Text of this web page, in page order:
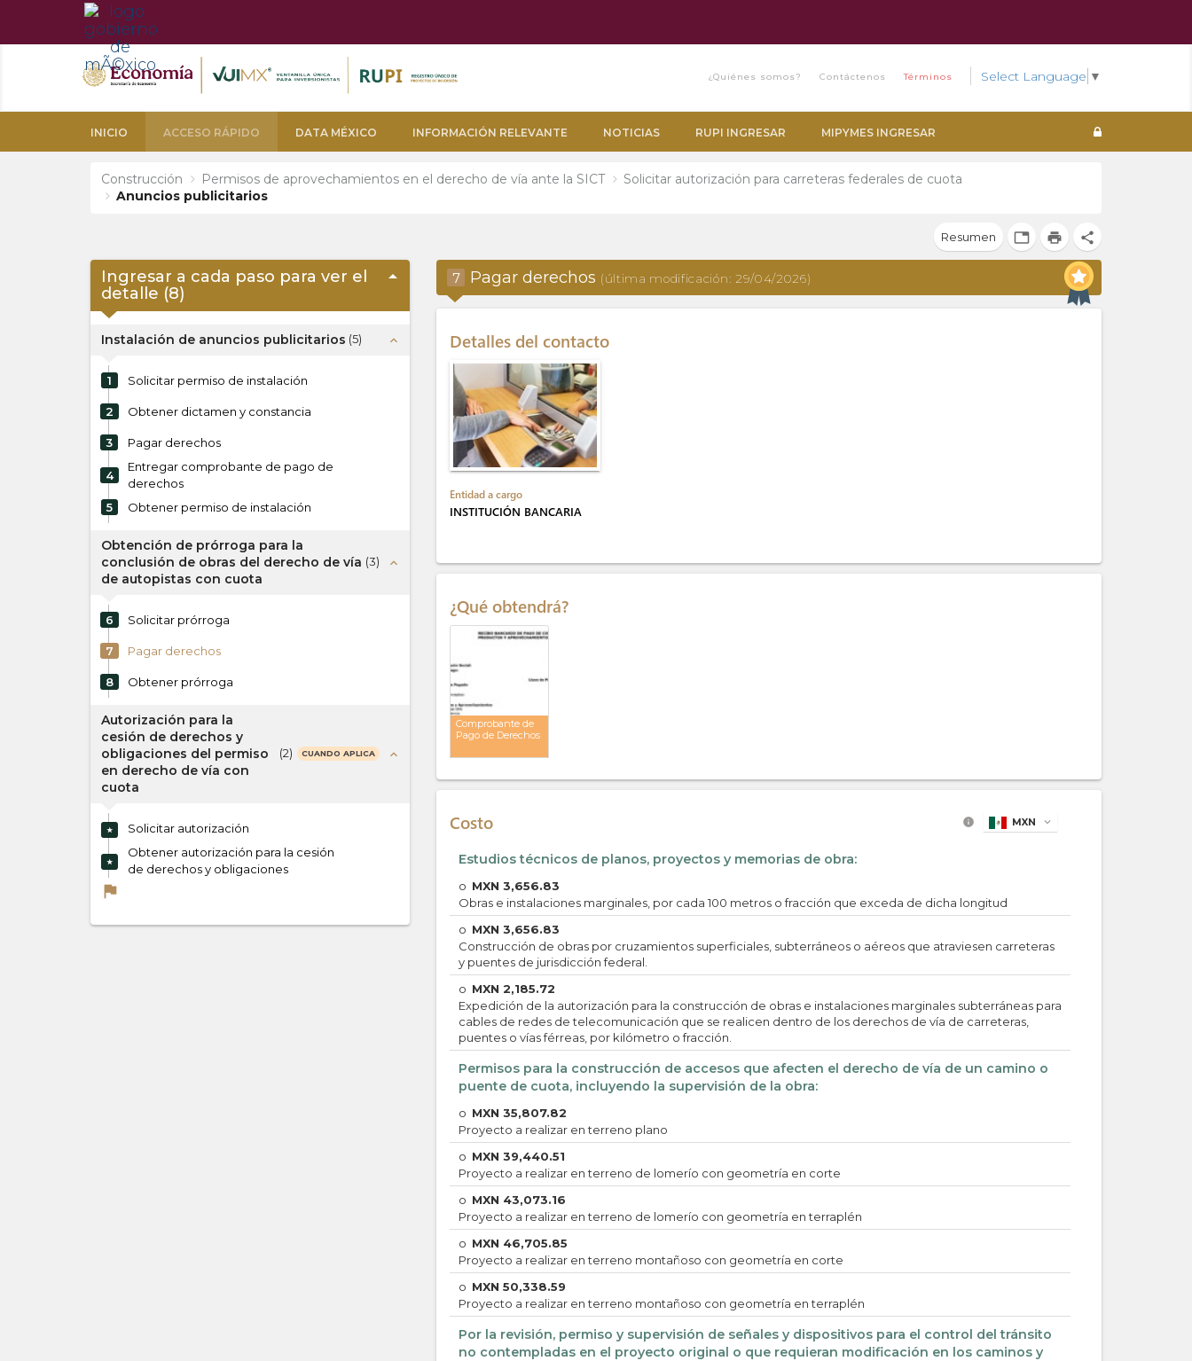
¿Quiénes somos? Contáctenos Términos Select Language ▼
INICIO ACCESO RÁPIDO DATA MÉXICO INFORMACIÓN RELEVANTE NOTICIAS RUPI INGRESAR MIPYMES INGRESAR
Construcción Permisos de aprovechamientos en el derecho de vía ante la SICT
Solicitar autorización para carreteras federales de cuota
Anuncios publicitarios
Resumen tab print share
Ingresar a cada paso para ver el
detalle (8)
arrow_drop_up
Instalación de anuncios publicitarios (5) expand_less
1 Solicitar permiso de instalación
2 Obtener dictamen y constancia
3 Pagar derechos
4
Entregar comprobante de pago de
derechos
5
Obtener permiso de instalación
Obtención de prórroga para la
conclusión de obras del derecho de vía
de autopistas con cuota
(3) expand_less
6 Solicitar prórroga
7 Pagar derechos
8 Obtener prórroga
Autorización para la
cesión de derechos y
obligaciones del permiso
en derecho de vía con
cuota
(2) CUANDO APLICA expand_less
★ Solicitar autorización
★
Obtener autorización para la cesión
de derechos y obligaciones
flag
7 Pagar derechos (última modificación: 29/04/2026)
Detalles del contacto
Entidad a cargo
INSTITUCIÓN BANCARIA
¿Qué obtendrá?
Comprobante de
Pago de Derechos
Costo info MXN expand_more
Estudios técnicos de planos, proyectos y memorias de obra:
o MXN 3,656.83
Obras e instalaciones marginales, por cada 100 metros o fracción que exceda de dicha longitud
o MXN 3,656.83
Construcción de obras por cruzamientos superficiales, subterráneos o aéreos que atraviesen carreteras
y puentes de jurisdicción federal.
o MXN 2,185.72
Expedición de la autorización para la construcción de obras e instalaciones marginales subterráneas para
cables de redes de telecomunicación que se realicen dentro de los derechos de vía de carreteras,
puentes o vías férreas, por kilómetro o fracción.
Permisos para la construcción de accesos que afecten el derecho de vía de un camino o
puente de cuota, incluyendo la supervisión de la obra:
o MXN 35,807.82
Proyecto a realizar en terreno plano
o MXN 39,440.51
Proyecto a realizar en terreno de lomerío con geometría en corte
o MXN 43,073.16
Proyecto a realizar en terreno de lomerío con geometría en terraplén
o MXN 46,705.85
Proyecto a realizar en terreno montañoso con geometría en corte
o MXN 50,338.59
Proyecto a realizar en terreno montañoso con geometría en terraplén
Por la revisión, permiso y supervisión de señales y dispositivos para el control del tránsito
no contempladas en el proyecto original o que requieran modificación en los caminos y